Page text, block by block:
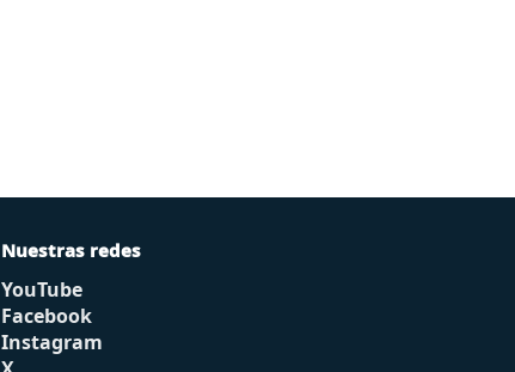
Nuestras redes
YouTube
Facebook
Instagram